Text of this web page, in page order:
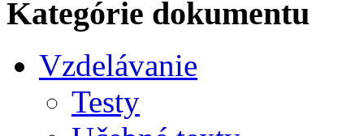
Kategórie dokumentu
Vzdelávanie
Testy